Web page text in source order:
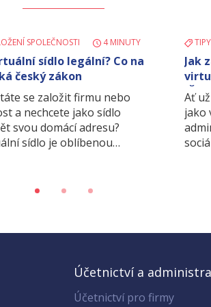
SPOLEČNOSTI 4 MINUTY
sídlo legální? Co na
český zákon
se založit firmu nebo
a nechcete jako sídlo
svou domácí adresu?
sídlo je oblíbenou…
Jak
IČO
Ať
jako
Účetnictví a
Účetnictví pro firmy